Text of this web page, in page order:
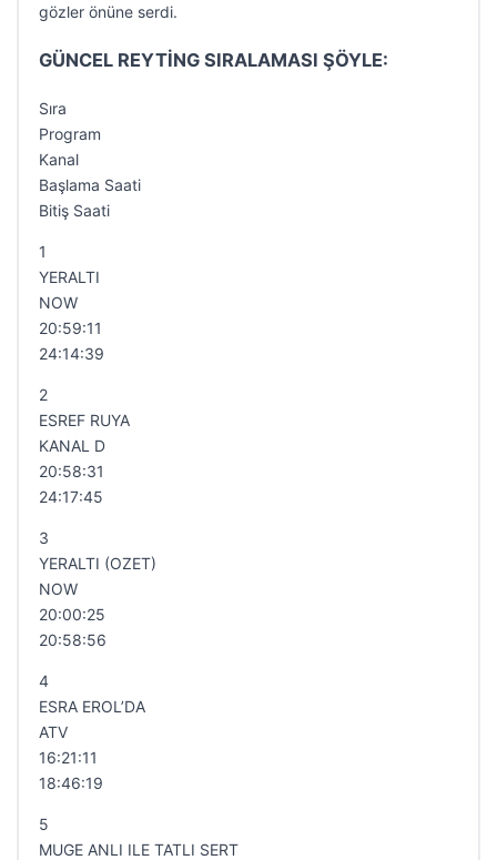
gözler önüne serdi.
GÜNCEL REYTİNG SIRALAMASI ŞÖYLE:
Sıra
Program
Kanal
Başlama Saati
Bitiş Saati
1
YERALTI
NOW
20:59:11
24:14:39
2
ESREF RUYA
KANAL D
20:58:31
24:17:45
3
YERALTI (OZET)
NOW
20:00:25
20:58:56
4
ESRA EROL’DA
ATV
16:21:11
18:46:19
5
MUGE ANLI ILE TATLI SERT